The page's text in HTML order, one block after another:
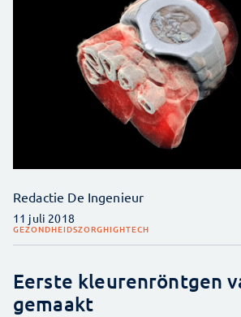
Redactie De Ingenieur
11 juli 2018
GEZONDHEIDSZORGHIGHTECH
Eerste kleurenröntgen
gemaakt